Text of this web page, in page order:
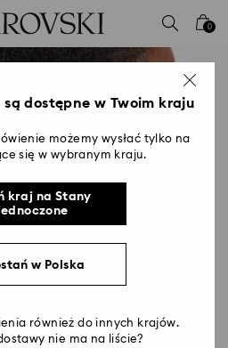
0
są dostępne w Twoim kraju
możemy wysłać tylko na
się w wybranym kraju.
kraj na Stany
w Polska
również do innych krajów.
nie ma na liście?